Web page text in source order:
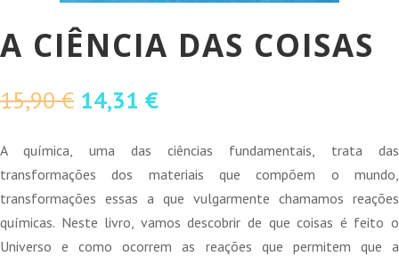
A CIÊNCIA DAS COISAS
15,90€ O
original
era:
15,90 €.
14,31 €O
atual
é:
14,31 €.
A química, uma das ciências fundamentais, trata das
transformações dos materiais que compõem o mundo,
transformações essas a que vulgarmente chamamos reações
químicas. Neste livro, vamos descobrir de que coisas é feito o
Universo e como ocorrem as reações que permitem que a